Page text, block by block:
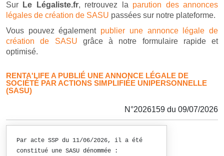
Sur Le Légaliste.fr, retrouvez la parution des annonces
légales de création de SASU passées sur notre plateforme.
Vous pouvez également publier une annonce légale de
création de SASU grâce à notre formulaire rapide et
optimisé.
RENTA'LIFE A PUBLIÉ UNE ANNONCE LÉGALE DE
SOCIÉTÉ PAR ACTIONS SIMPLIFIÉE UNIPERSONNELLE
(SASU)
N°2026159 du 09/07/2026
Par acte SSP du 11/06/2026, il a été
constitué une SASU dénommée :